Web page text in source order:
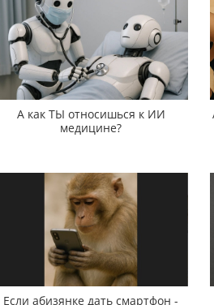
А как ТЫ относишься к ИИ
медицине?
Если абизянке дать смартфон -